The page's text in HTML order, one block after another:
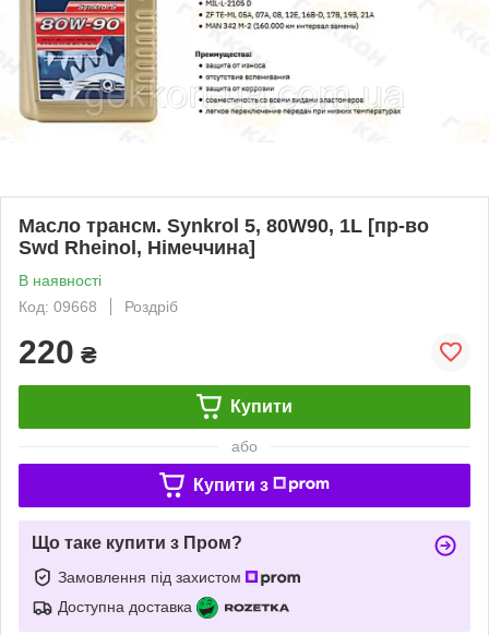
Масло трансм. Synkrol 5, 80W90, 1L [пр-во
Swd Rheinol, Німеччина]
В наявності
Код: 09668
Роздріб
220 ₴
Купити
або
Купити з
Що таке купити з Пром?
Замовлення під захистом
Доступна доставка